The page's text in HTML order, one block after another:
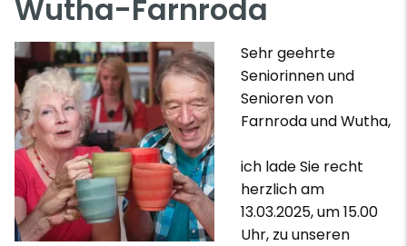
Wutha-Farnroda
Sehr geehrte
Seniorinnen und
Senioren von
Farnroda und Wutha,
ich lade Sie recht
herzlich am
13.03.2025, um 15.00
Uhr, zu unseren